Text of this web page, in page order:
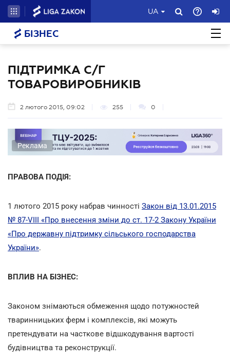
UA
БІЗНЕС
ПІДТРИМКА С/Г
ТОВАРОВИРОБНИКІВ
2 лютого 2015, 09:02 255 0
Реклама
ПРАВОВА ПОДІЯ:
1 лютого 2015 року набрав чинності Закон від 13.01.2015
№ 87-VIII «Про внесення зміни до ст. 17-2 Закону України
«Про державну підтримку сільського господарства
України».
ВПЛИВ НА БІЗНЕС:
Законом знімаються обмеження щодо потужностей
тваринницьких ферм і комплексів, які можуть
претендувати на часткове відшкодування вартості
будівництва та реконструкції.